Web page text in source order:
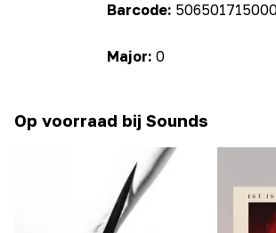
Barcode:
Major: 0
Op voorraad bij Sounds